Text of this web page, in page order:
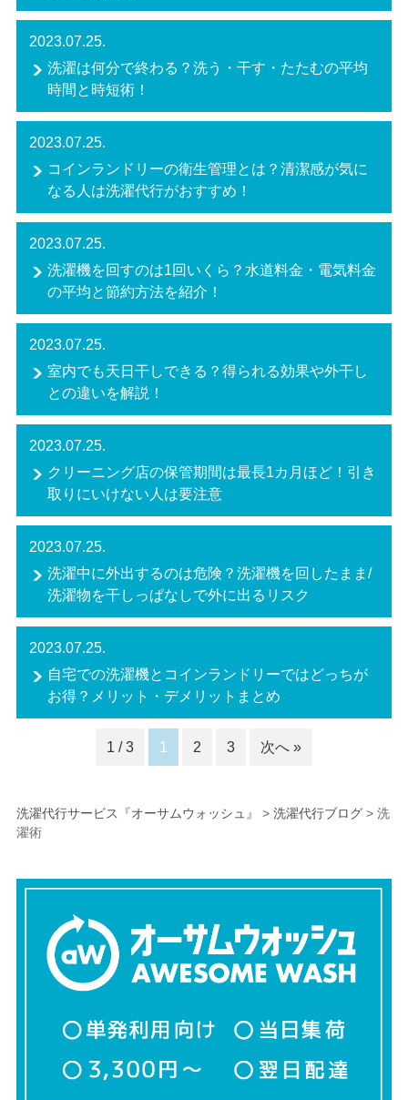
2023.07.25.
洗濯は何分で終わる？洗う・干す・たたむの平均
時間と時短術！
2023.07.25.
コインランドリーの衛生管理とは？清潔感が気に
なる人は洗濯代行がおすすめ！
2023.07.25.
洗濯機を回すのは1回いくら？水道料金・電気料金
の平均と節約方法を紹介！
2023.07.25.
室内でも天日干しできる？得られる効果や外干し
との違いを解説！
2023.07.25.
クリーニング店の保管期間は最長1カ月ほど！引き
取りにいけない人は要注意
2023.07.25.
洗濯中に外出するのは危険？洗濯機を回したまま/
洗濯物を干しっぱなしで外に出るリスク
2023.07.25.
自宅での洗濯機とコインランドリーではどっちが
お得？メリット・デメリットまとめ
1 / 3 1 2 3 次へ »
洗濯代行サービス『オーサムウォッシュ』 > 洗濯代行ブログ> 洗
濯術